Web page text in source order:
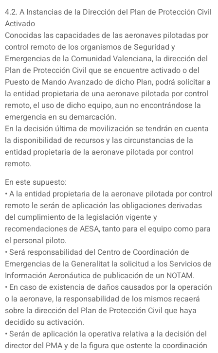
4.2. A Instancias de la Dirección del Plan de Protección Civil
Activado
Conocidas las capacidades de las aeronaves pilotadas por
control remoto de los organismos de Seguridad y
Emergencias de la Comunidad Valenciana, la dirección del
Plan de Protección Civil que se encuentre activado o del
Puesto de Mando Avanzado de dicho Plan, podrá solicitar a
la entidad propietaria de una aeronave pilotada por control
remoto, el uso de dicho equipo, aun no encontrándose la
emergencia en su demarcación.
En la decisión última de movilización se tendrán en cuenta
la disponibilidad de recursos y las circunstancias de la
entidad propietaria de la aeronave pilotada por control
remoto.
En este supuesto:
• A la entidad propietaria de la aeronave pilotada por control
remoto le serán de aplicación las obligaciones derivadas
del cumplimiento de la legislación vigente y
recomendaciones de AESA, tanto para el equipo como para
el personal piloto.
• Será responsabilidad del Centro de Coordinación de
Emergencias de la Generalitat la solicitud a los Servicios de
Información Aeronáutica de publicación de un NOTAM.
• En caso de existencia de daños causados por la operación
o la aeronave, la responsabilidad de los mismos recaerá
sobre la dirección del Plan de Protección Civil que haya
decidido su activación.
• Serán de aplicación la operativa relativa a la decisión del
director del PMA y de la figura que ostente la coordinación